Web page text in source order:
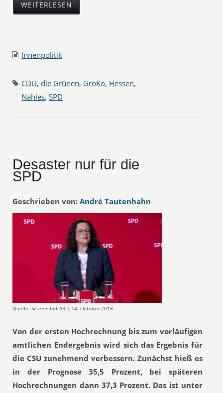
WEITERLESEN
Innenpolitik
CDU, die Grünen, GroKo, Hessen,
Nahles,SPD
Desaster nur für die
SPD
Geschrieben von: André Tautenhahn
Quelle: Screenshot ARD, 14. Oktober 2018
Von der ersten Hochrechnung bis zum vorläufigen
amtlichen Endergebnis wird sich das Ergebnis für
die CSU zunehmend verbessern. Zunächst hieß es
in der Prognose 35,5 Prozent, bei späteren
Hochrechnungen dann 37,3 Prozent. Das ist unter